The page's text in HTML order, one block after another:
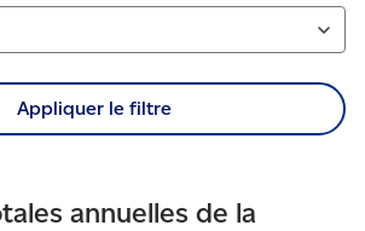
Appliquer le filtre
annuelles de la